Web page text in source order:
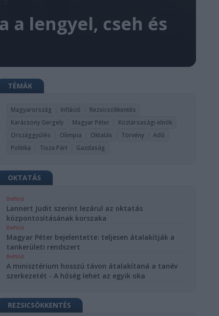
a lengyel, cseh és
TÉMÁK
Magyarország Infláció
Rezsicsökkentés
Karácsony Gergely
Magyar Péter
Köztársasági elnök
Országgyűlés
Olimpia Oktatás Törvény
Adó
Politika
Tisza Párt Gazdaság
OKTATÁS
Belföld
Lannert Judit szerint lezárul az oktatás
központosításának korszaka
Belföld
Magyar Péter bejelentette: teljesen átalakítják a
tankerületi rendszert
Belföld
A minisztérium hosszú távon átalakítaná a tanév
szerkezetét - A hőség lehet az egyik oka
REZSICSÖKKENTÉS